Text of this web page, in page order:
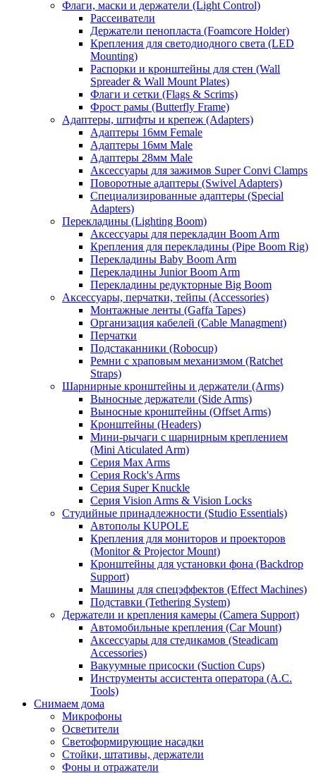
Флаги, маски и держатели (Light Control)
Рассеиватели
Держатели пенопласта (Foamcore Holder)
Крепления для светодиодного света (LED
Mounting)
Распорки и кронштейны для стен (Wall
Spreader & Wall Mount Plates)
Флаги и сетки (Flags & Scrims)
Фрост рамы (Butterfly Frame)
Адаптеры, штифты и крепеж (Adapters)
Адаптеры 16мм Female
Адаптеры 16мм Male
Адаптеры 28мм Male
Аксессуары для зажимов Super Convi Clamps
Поворотные адаптеры (Swivel Adapters)
Специализированные адаптеры (Special
Adapters)
Перекладины (Lighting Boom)
Аксессуары для перекладин Boom Arm
Крепления для перекладины (Pipe Boom Rig)
Перекладины Baby Boom Arm
Перекладины Junior Boom Arm
Перекладины редукторные Big Boom
Аксессуары, перчатки, тейпы (Accessories)
Монтажные ленты (Gaffa Tapes)
Организация кабелей (Cable Managment)
Перчатки
Подстаканники (Robocup)
Ремни с храповым механизмом (Ratchet
Straps)
Шарнирные кронштейны и держатели (Arms)
Выносные держатели (Side Arms)
Выносные кронштейны (Offset Arms)
Кронштейны (Headers)
Мини-рычаги с шарнирным креплением
(Mini Aticulated Arm)
Серия Max Arms
Серия Rock's Arms
Серия Super Knuckle
Серия Vision Arms & Vision Locks
Студийные принадлежности (Studio Essentials)
Автополы KUPOLE
Крепления для мониторов и проекторов
(Monitor & Projector Mount)
Кронштейны для установки фона (Backdrop
Support)
Машины для спецэффектов (Effect Machines)
Подставки (Tethering System)
Держатели и крепления камеры (Camera Support)
Автомобильные крепления (Car Mount)
Аксессуары для стедикамов (Steadicam
Accessories)
Вакуумные присоски (Suction Cups)
Инструменты ассистента оператора (A.C.
Tools)
Снимаем дома
Микрофоны
Осветители
Светоформирующие насадки
Стойки, штативы, держатели
Фоны и отражатели